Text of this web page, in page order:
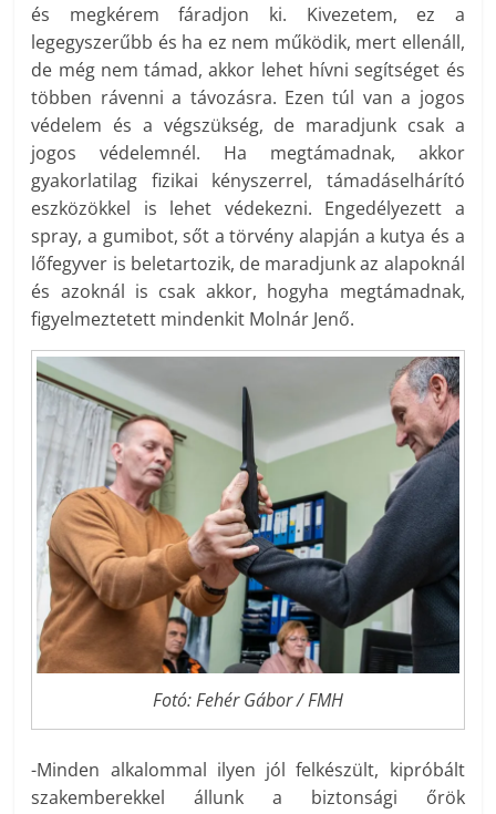
és megkérem fáradjon ki. Kivezetem, ez a
legegyszerűbb és ha ez nem működik, mert ellenáll,
de még nem támad, akkor lehet hívni segítséget és
többen rávenni a távozásra. Ezen túl van a jogos
védelem és a végszükség, de maradjunk csak a
jogos védelemnél. Ha megtámadnak, akkor
gyakorlatilag fizikai kényszerrel, támadáselhárító
eszközökkel is lehet védekezni. Engedélyezett a
spray, a gumibot, sőt a törvény alapján a kutya és a
lőfegyver is beletartozik, de maradjunk az alapoknál
és azoknál is csak akkor, hogyha megtámadnak,
figyelmeztetett mindenkit Molnár Jenő.
Fotó: Fehér Gábor / FMH
-Minden alkalommal ilyen jól felkészült, kipróbált
szakemberekkel állunk a biztonsági őrök